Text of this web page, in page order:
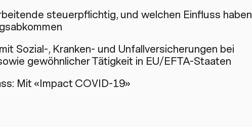
steuerpflichtig, und welchen Einfluss haben
Sozial-, Kranken- und Unfallversicherungen bei
gewöhnlicher Tätigkeit in EU/EFTA-Staaten
Mit «Impact COVID-19»